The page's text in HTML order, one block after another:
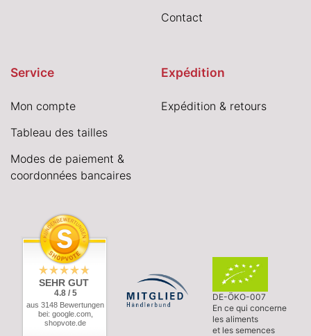
Contact
Service
Mon compte
Tableau des tailles
Modes de paiement &
coordonnées bancaires
Expédition
Expédition & retours
SEHR GUT
4.8 / 5
aus 3148 Bewertungen
bei: google.com,
shopvote.de
DE-ÖKO-007
En ce qui concerne
les aliments
et les semences